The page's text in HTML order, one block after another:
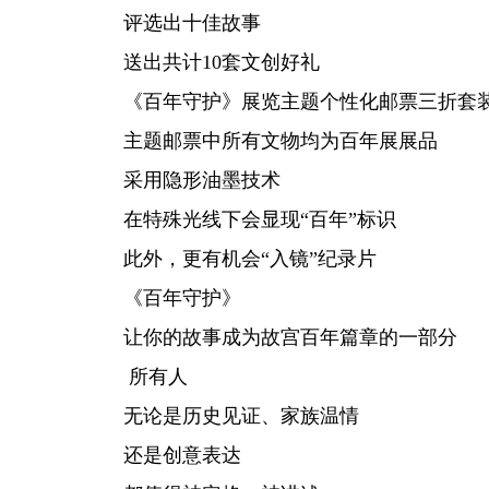
评选出十佳故事
送出共计10套文创好礼
《百年守护》展览主题个性化邮票三折套
主题邮票中所有文物均为百年展展品
采用隐形油墨技术
在特殊光线下会显现“百年”标识
此外，更有机会“入镜”纪录片
《百年守护》
让你的故事成为故宫百年篇章的一部分
所有人
无论是历史见证、家族温情
还是创意表达